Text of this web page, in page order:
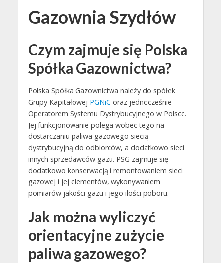
Gazownia Szydłów
Czym zajmuje się Polska
Spółka Gazownictwa?
Polska Spółka Gazownictwa należy do spółek
Grupy Kapitałowej PGNiG oraz jednocześnie
Operatorem Systemu Dystrybucyjnego w Polsce.
Jej funkcjonowanie polega wobec tego na
dostarczaniu paliwa gazowego siecią
dystrybucyjną do odbiorców, a dodatkowo sieci
innych sprzedawców gazu. PSG zajmuje się
dodatkowo konserwacją i remontowaniem sieci
gazowej i jej elementów, wykonywaniem
pomiarów jakości gazu i jego ilości poboru.
Jak można wyliczyć
orientacyjne zużycie
paliwa gazowego?